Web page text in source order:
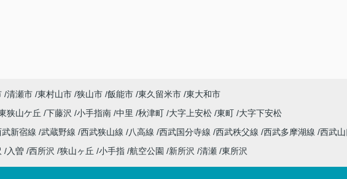
清瀬市 東村山市 狭山市 飯能市 東久留米市 東大和市
狭山ケ丘 下藤沢 小手指南 中里 秋津町 大字上安松 東町 大字下安松
武新宿線 武蔵野線 西武狭山線 八高線 西武国分寺線 西武秩父線 西武多摩湖線 西武
入曽 西所沢 狭山ヶ丘 小手指 航空公園 新所沢 清瀬 東所沢